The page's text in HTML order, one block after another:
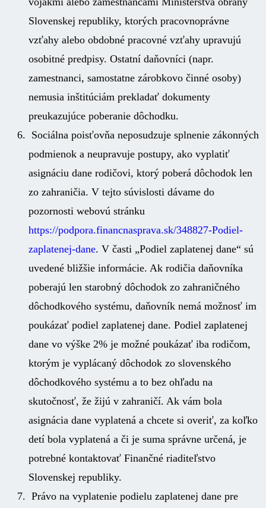
Slovenskej republiky, ktorých pracovnoprávne
vzťahy alebo obdobné pracovné vzťahy upravujú
osobitné predpisy. Ostatní daňovníci (napr.
zamestnanci, samostatne zárobkovo činné osoby)
nemusia inštitúciám prekladať dokumenty
preukazujúce poberanie dôchodku.
Sociálna poisťovňa neposudzuje splnenie zákonných
podmienok a neupravuje postupy, ako vyplatiť
asignáciu dane rodičovi, ktorý poberá dôchodok len
zo zahraničia. V tejto súvislosti dávame do
pozornosti webovú stránku
https://podpora.financnasprava.sk/348827-Podiel-
zaplatenej-dane. V časti „Podiel zaplatenej dane“ sú
uvedené bližšie informácie. Ak rodičia daňovníka
poberajú len starobný dôchodok zo zahraničného
dôchodkového systému, daňovník nemá možnosť im
poukázať podiel zaplatenej dane. Podiel zaplatenej
dane vo výške 2% je možné poukázať iba rodičom,
ktorým je vyplácaný dôchodok zo slovenského
dôchodkového systému a to bez ohľadu na
skutočnosť, že žijú v zahraničí. Ak vám bola
asignácia dane vyplatená a chcete si overiť, za koľko
detí bola vyplatená a či je suma správne určená, je
potrebné kontaktovať Finančné riaditeľstvo
Slovenskej republiky.
Právo na vyplatenie podielu zaplatenej dane pre